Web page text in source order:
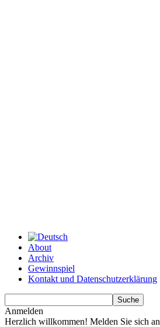
About
Archiv
Gewinnspiel
Kontakt und Datenschutzerklärung
Anmelden
Herzlich willkommen! Melden Sie sich an